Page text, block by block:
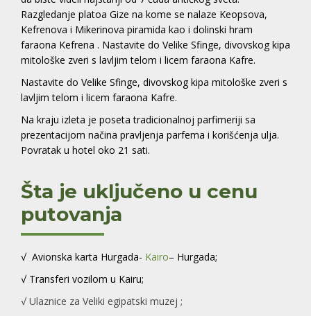
Razgledanje platoa Gize na kome se nalaze Keopsova,
Kefrenova i Mikerinova piramida kao i dolinski hram
faraona Kefrena . Nastavite do Velike Sfinge, divovskog kipa
mitološke zveri s lavljim telom i licem faraona Kafre.
Nastavite do Velike Sfinge, divovskog kipa mitološke zveri s
lavljim telom i licem faraona Kafre.
Na kraju izleta je poseta tradicionalnoj parfimeriji sa
prezentacijom načina pravljenja parfema i korišćenja ulja.
Povratak u hotel oko 21 sati.
Šta je uključeno u cenu
putovanja
√ Avionska karta Hurgada- Kairo– Hurgada;
√ Transferi vozilom u Kairu;
√ Ulaznice za Veliki egipatski muzej ;